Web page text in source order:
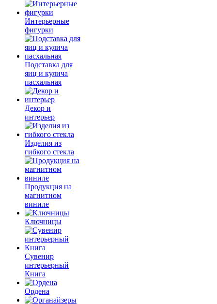
Интерьерные
фигурки
Подставка для
яиц и кулича
пасхальная
Декор и
интерьер
Изделия из
гибкого стекла
Продукция на
магнитном
виниле
Ключницы
Сувенир
интерьерный
Книга
Ордена